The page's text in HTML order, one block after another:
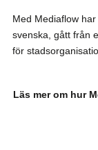
Med Mediaflow
svenska, gått från
för
Läs mer om hur